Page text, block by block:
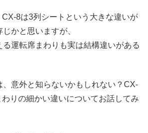
8は3列シートという大きな違いが
かと思いますが、
運転席まわりも実は結構違いがある
、意外と知らないかもしれない？CX-
りの細かい違いについてお話してみ